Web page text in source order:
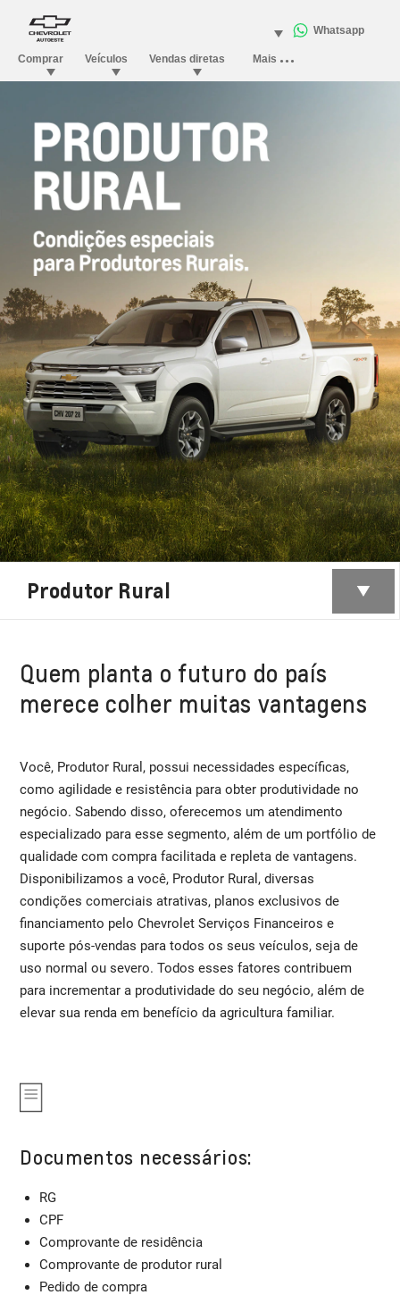
Produtor Rural
Quem planta o futuro do país
merece colher muitas vantagens
Você, Produtor Rural, possui necessidades específicas,
como agilidade e resistência para obter produtividade no
negócio. Sabendo disso, oferecemos um atendimento
especializado para esse segmento, além de um portfólio de
qualidade com compra facilitada e repleta de vantagens.
Disponibilizamos a você, Produtor Rural, diversas
condições comerciais atrativas, planos exclusivos de
financiamento pelo Chevrolet Serviços Financeiros e
suporte pós-vendas para todos os seus veículos, seja de
uso normal ou severo. Todos esses fatores contribuem
para incrementar a produtividade do seu negócio, além de
elevar sua renda em benefício da agricultura familiar.
Documentos necessários:
RG
CPF
Comprovante de residência
Comprovante de produtor rural
Pedido de compra